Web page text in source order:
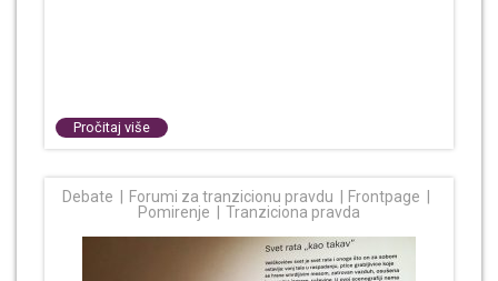
Pročitaj više
Debate Forumi za tranzicionu pravdu
Frontpage
Pomirenje
Tranziciona pravda